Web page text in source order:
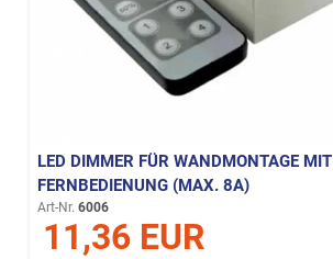
LED DIMMER FÜR WANDMONTAGE MIT
FERNBEDIENUNG (MAX. 8A)
Art-Nr. 6006
11,36 EUR